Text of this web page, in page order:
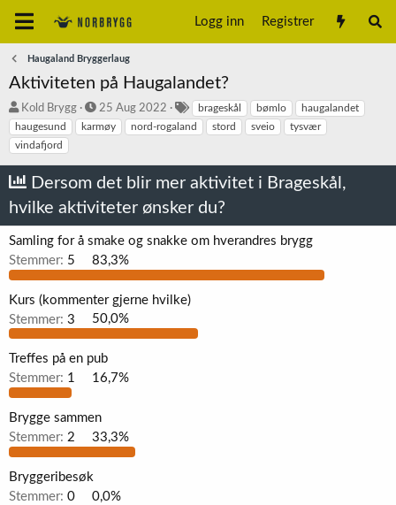
Logg inn Registrer
Haugaland Bryggerlaug
Aktiviteten på Haugalandet?
T
r
å
d
t
a
r
Kold Brygg
S
t
a
d
a
25 Aug 2022
t
i
o
r
brageskål bømlo
haugalandet
haugesund
karmøy nord-rogaland stord sveio
tysvær
vindafjord
Dersom det blir mer aktivitet i Brageskål,
hvilke aktiviteter ønsker du?
Samling for å smake og snakke om hverandres brygg
Stemmer: 5 83,3%
Kurs (kommenter gjerne hvilke)
Stemmer: 3 50,0%
Treffes på en pub
Stemmer: 1 16,7%
Brygge sammen
Stemmer: 2 33,3%
Bryggeribesøk
Stemmer: 0 0,0%